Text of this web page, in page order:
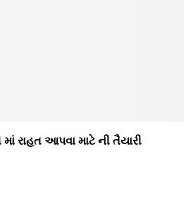
રાહત આપવા માટે ની તૈયારી